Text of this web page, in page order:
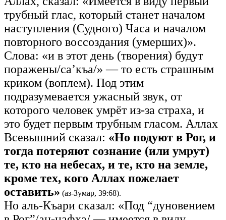
трубный глас, который станет началом
наступления (Судного) Часа и началом
повторного воссоздания (умерших)».
Слова: «и в этот день (творения) будут
поражены/са’къа/» — то есть страшным
криком (воплем). Под этим
подразумевается ужасный звук, от
которого человек умрёт из-за страха, и
это будет первым трубным гласом. Аллах
Всевышний сказал: «Но подуют в Рог, и
тогда потеряют сознание (или умрут)
те, кто на небесах, и те, кто на земле,
кроме тех, кого Аллах пожелает
оставить» (аз-Зумар, 39:68).
Но аль-Къари сказал: «Под “дуновением